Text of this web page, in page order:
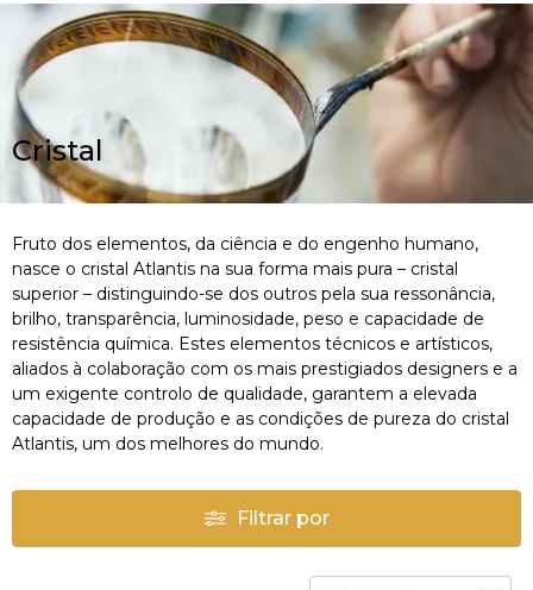
Cristal
Fruto dos elementos, da ciência e do engenho humano,
nasce o cristal Atlantis na sua forma mais pura – cristal
superior – distinguindo-se dos outros pela sua ressonância,
brilho, transparência, luminosidade, peso e capacidade de
resistência química. Estes elementos técnicos e artísticos,
aliados à colaboração com os mais prestigiados designers e a
um exigente controlo de qualidade, garantem a elevada
capacidade de produção e as condições de pureza do cristal
Atlantis, um dos melhores do mundo.
Filtrar por